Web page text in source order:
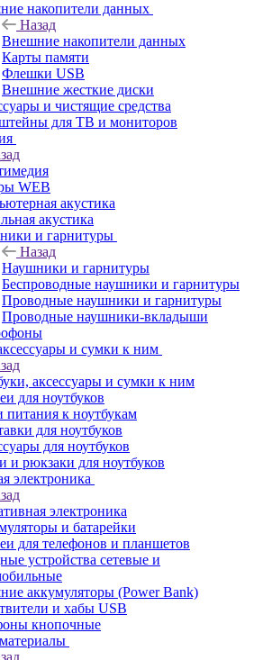
накопители данных
Назад
Внешние накопители данных
Карты памяти
Флешки USB
Внешние жесткие диски
и чистящие средства
для ТВ и мониторов
WEB
акустика
акустика
и гарнитуры
Назад
Наушники и гарнитуры
Беспроводные наушники и гарнитуры
Проводные наушники и гарнитуры
Проводные наушники-вкладыши
и сумки к ним
аксессуары и сумки к ним
для ноутбуков
питания к ноутбукам
для ноутбуков
для ноутбуков
и рюкзаки для ноутбуков
электроника
электроника
и батарейки
для телефонов и планшетов
устройства сетевые и
аккумуляторы (Power Bank)
и хабы USB
кнопочные